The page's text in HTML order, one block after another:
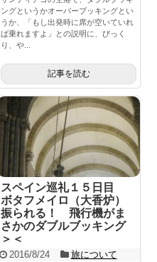
ングというかオーバーブッキングとい
うか、「もし出発時に席が空いていれ
ば乗れますよ」との説明に、びっく
り、や...
記事を読む
スペイン巡礼１５日目
ボタフメイロ（大香炉）
振られる！ 飛行機がま
さかのダブルブッキング
＞＜
2016/8/24 旅について